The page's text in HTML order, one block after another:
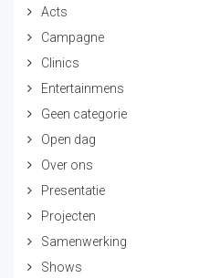
Acts
Campagne
Clinics
Entertainmens
Geen categorie
Open dag
Over ons
Presentatie
Projecten
Samenwerking
Shows